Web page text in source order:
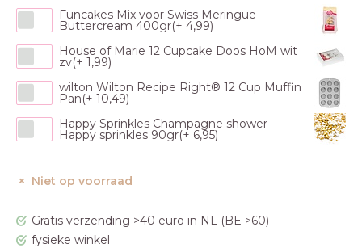
Funcakes Mix voor Swiss Meringue
Buttercream 400gr(+ 4,99)
House of Marie 12 Cupcake Doos HoM wit
zv(+ 1,99)
wilton Wilton Recipe Right® 12 Cup Muffin
Pan(+ 10,49)
Happy Sprinkles Champagne shower
Happy sprinkles 90gr(+ 6,95)
Niet op voorraad
Gratis verzending >40 euro in NL (BE >60)
fysieke winkel